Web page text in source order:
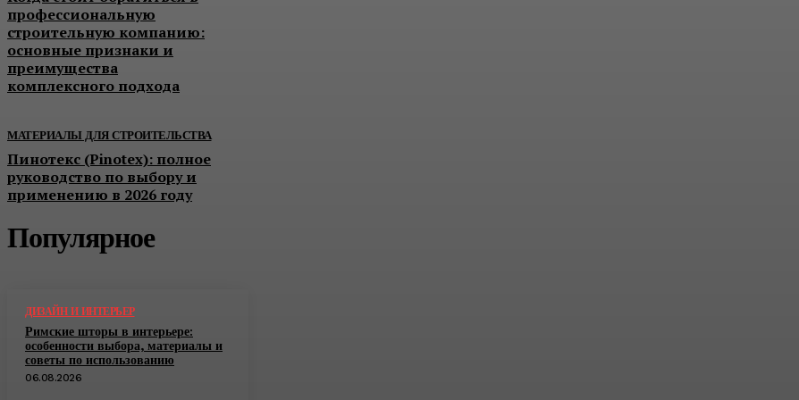
профессиональную
строительную компанию:
основные признаки и
преимущества
комплексного подхода
МАТЕРИАЛЫ ДЛЯ СТРОИТЕЛЬСТВА
Пинотекс (Pinotex): полное
руководство по выбору и
применению в 2026 году
Популярное
ДИЗАЙН И ИНТЕРЬЕР
Римские шторы в интерьере:
особенности выбора, материалы и
советы по использованию
06.08.2026